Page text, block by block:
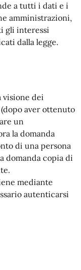
a tutti i dati e i
amministrazioni,
gli interessi
dalla legge.
visione dei
aver ottenuto
un
la domanda
di una persona
domanda copia di
mediante
autenticarsi